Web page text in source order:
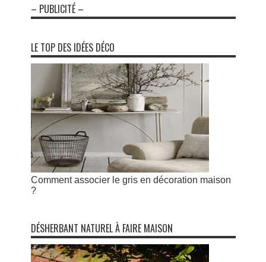
– PUBLICITÉ –
LE TOP DES IDÉES DÉCO
Comment associer le gris en décoration maison
?
DÉSHERBANT NATUREL À FAIRE MAISON